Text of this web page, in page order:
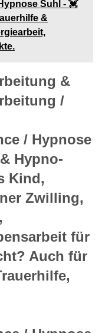
Suhl - 💓️
&
&
/
/ Hypnose
Hypno-
Kind,
Zwilling,
für
Auch für